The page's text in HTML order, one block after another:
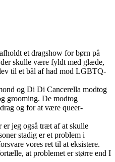
et dragshow for børn på
skulle være fyldt med glæde,
til et bål af had mod LGBTQ-
og Di Di Cancerella modtog
grooming. De modtog
og for at være queer-
jeg også træt af at skulle
stadig er et problem i
vores ret til at eksistere.
at problemet er større end I